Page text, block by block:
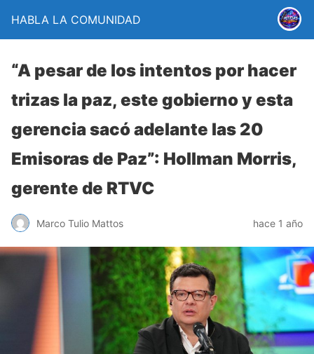
HABLA LA COMUNIDAD
“A pesar de los intentos por hacer
trizas la paz, este gobierno y esta
gerencia sacó adelante las 20
Emisoras de Paz”: Hollman Morris,
gerente de RTVC
Marco Tulio Mattos hace 1 año